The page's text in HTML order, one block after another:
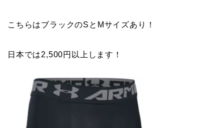
こちらはブラックのSとMサイズあり！
日本では2,500円以上します！